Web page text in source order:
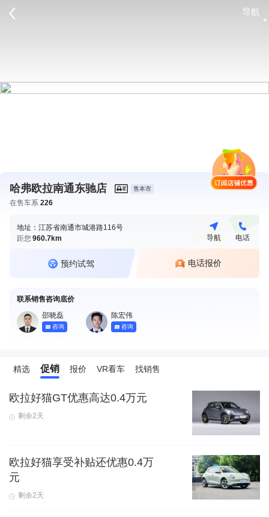
导航
哈弗欧拉南通东驰店 售本市
在售车系 226
地址：江苏省南通市城港路116号
距您960.7km 导航 电话
预约试驾 电话报价
联系销售咨询底价
邵晓磊
咨询
陈宏伟
咨询
精选 促销 报价 VR看车 找销售
欧拉好猫GT优惠高达0.4万元
剩余2天
欧拉好猫享受补贴还优惠0.4万
元
剩余2天